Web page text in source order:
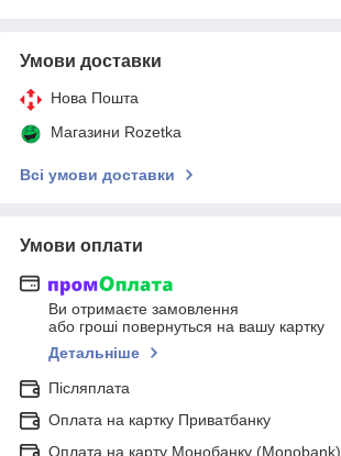
Умови доставки
Нова Пошта
Магазини Rozetka
Всі умови доставки
Умови оплати
Ви отримаєте замовлення
або гроші повернуться на вашу картку
Детальніше
Післяплата
Оплата на картку Приватбанку
Оплата на карту Монобанку (Monobank)